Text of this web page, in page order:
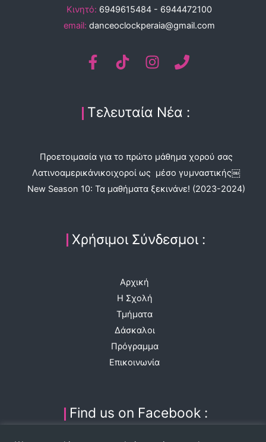
Κινητό: 6949615484 - 6944472100
email: danceoclockperaia@gmail.com
Τελευταία Νέα :
Προετοιμασία για το πρώτο μάθημα χορού σας
Λατινοαμερικάνικοιχοροί ως μέσο γυμναστικής￼
New Season 10: Τα μαθήματα ξεκινάνε! (2023-2024)
Χρήσιμοι Σύνδεσμοι :
Αρχική
Η Σχολή
Τμήματα
Δάσκαλοι
Πρόγραμμα
Επικοινωνία
Find us on Facebook :